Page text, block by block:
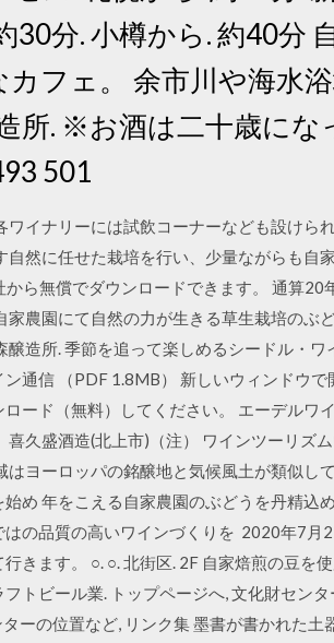
30分. 小樽から. 約40分
フェ。 余市川や海水
所. ※お酒は二十歳にな
501
イナリーには試飲コーナーなども設けら
然に任せた栽培を行い、少量ながらも自
ら無償でダウンロードできます。 通算
農園にて自然の力が生きる草生栽培のぶ
造所. 季節を追って楽しめるシードル・
通信 （PDF 1.8MB） 新しいウィンドウ
ード（無料）してください。 エーデルワ
久盛酒造(北上市)（注） ワインツーリズ
ヨーロッパの銘醸地と気候風土が類似し
め 年をこえる自家農園のぶどうを丹精込
の品質の高いワインづくりを 2020年7月
きます。 ○. ○. 北街区. 2F 自家焙煎の豆を
トビール業. トップページへ, 文化財セン
ーの位置など, リンク集 墨書が書かれた